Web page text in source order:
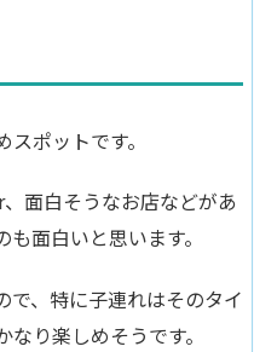
ポットです。
面白そうなお店などがあ
面白いと思います。
で、特に子連れはそのタイ
り楽しめそうです。